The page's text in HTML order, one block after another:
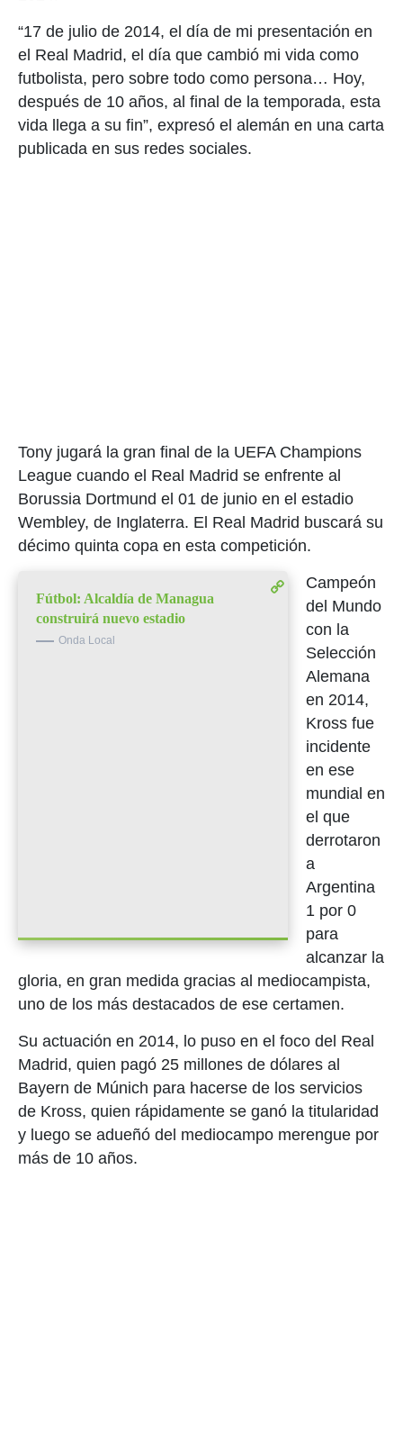
“17 de julio de 2014, el día de mi presentación en
el Real Madrid, el día que cambió mi vida como
futbolista, pero sobre todo como persona… Hoy,
después de 10 años, al final de la temporada, esta
vida llega a su fin”, expresó el alemán en una carta
publicada en sus redes sociales.
Tony jugará la gran final de la UEFA Champions
League cuando el Real Madrid se enfrente al
Borussia Dortmund el 01 de junio en el estadio
Wembley, de Inglaterra. El Real Madrid buscará su
décimo quinta copa en esta competición.
Fútbol: Alcaldía de Managua
construirá nuevo estadio
Onda Local
Campeón
del Mundo
con la
Selección
Alemana
en 2014,
Kross fue
incidente
en ese
mundial en
el que
derrotaron
a
Argentina
1 por 0
para
alcanzar la
gloria, en gran medida gracias al mediocampista,
uno de los más destacados de ese certamen.
Su actuación en 2014, lo puso en el foco del Real
Madrid, quien pagó 25 millones de dólares al
Bayern de Múnich para hacerse de los servicios
de Kross, quien rápidamente se ganó la titularidad
y luego se adueñó del mediocampo merengue por
más de 10 años.